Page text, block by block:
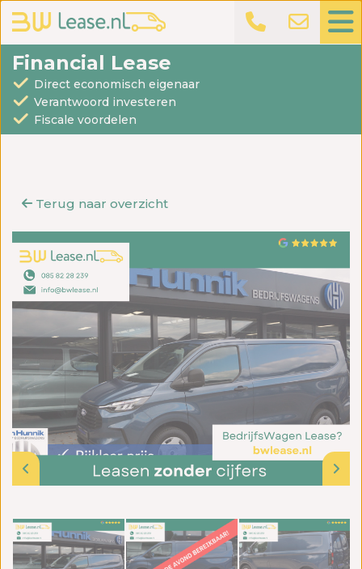
Financial Lease
Direct economisch eigenaar
Verantwoord investeren
Fiscale voordelen
Terug naar overzicht